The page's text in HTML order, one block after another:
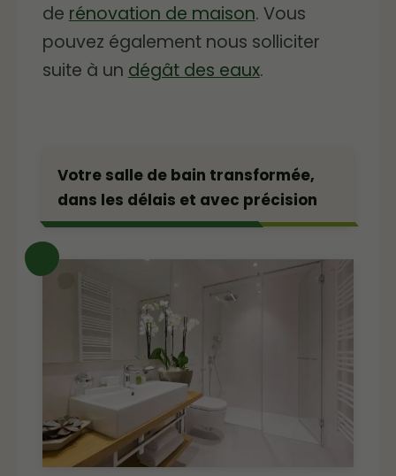
de rénovation de maison. Vous
pouvez également nous solliciter
suite à un dégât des eaux.
Votre salle de bain transformée,
dans les délais et avec précision